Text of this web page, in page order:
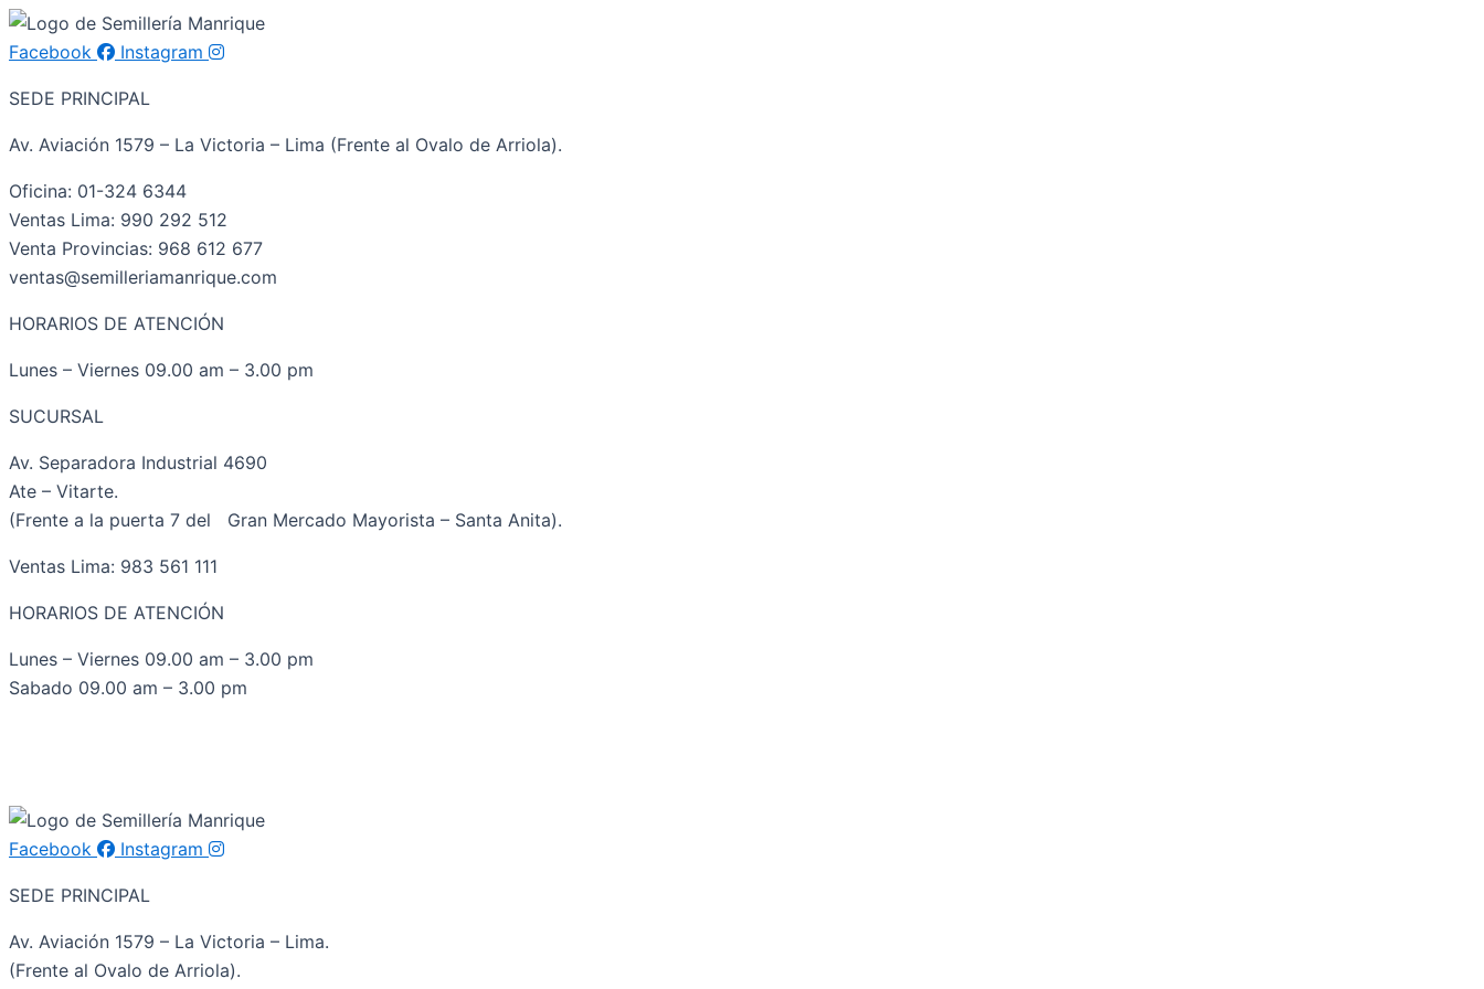
Facebook Instagram
SEDE PRINCIPAL
Av. Aviación 1579 – La Victoria – Lima (Frente al Ovalo de Arriola).
Oficina: 01-324 6344
Ventas Lima: 990 292 512
Venta Provincias: 968 612 677
ventas@semilleriamanrique.com
HORARIOS DE ATENCIÓN
Lunes – Viernes 09.00 am – 3.00 pm
SUCURSAL
Av. Separadora Industrial 4690
Ate – Vitarte.
(Frente a la puerta 7 del Gran Mercado Mayorista – Santa Anita).
Ventas Lima: 983 561 111
HORARIOS DE ATENCIÓN
Lunes – Viernes 09.00 am – 3.00 pm
Sabado 09.00 am – 3.00 pm
Facebook Instagram
SEDE PRINCIPAL
Av. Aviación 1579 – La Victoria – Lima.
(Frente al Ovalo de Arriola).